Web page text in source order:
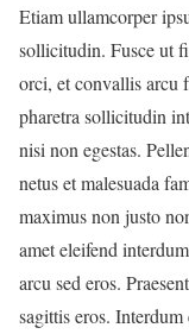
Etiam ullamcorper
sollicitudin. Fusce ut
orci, et convallis arcu
pharetra sollicitudin
nisi non egestas.
netus et malesuada
maximus non justo
amet eleifend
arcu sed eros.
sagittis eros.